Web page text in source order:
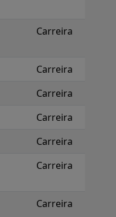
Carreira
Carreira
Carreira
Carreira
Carreira
Carreira
Carreira